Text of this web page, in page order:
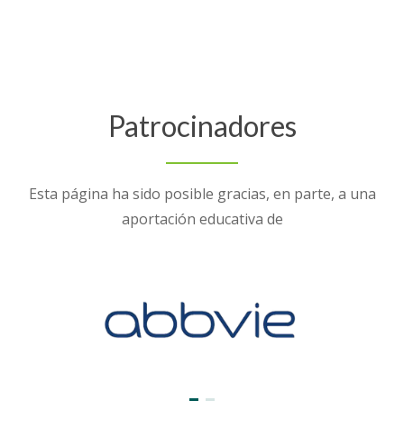
Patrocinadores
Esta página ha sido posible gracias, en parte, a una
aportación educativa de